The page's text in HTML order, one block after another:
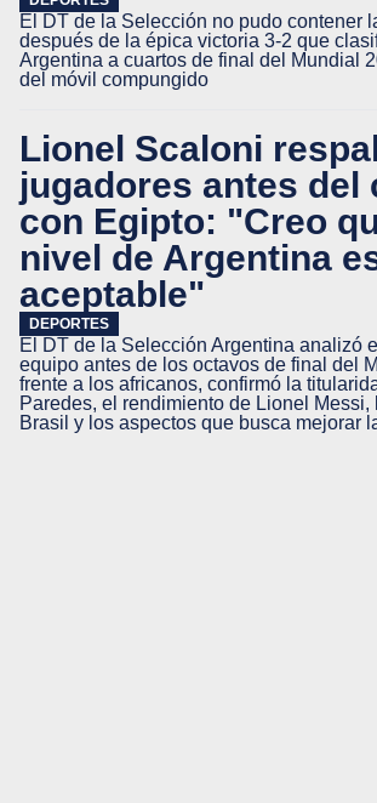
El DT de la Selección no pudo contener
después de la épica victoria 3-2 que
Argentina a cuartos de final del Mundial
del móvil compungido
Lionel Scaloni
jugadores antes del
con Egipto: "Creo
nivel de Argentina
aceptable"
DEPORTES
El DT de la Selección Argentina analizó
equipo antes de los octavos de final del
frente a los africanos, confirmó la
Paredes, el rendimiento de Lionel
Brasil y los aspectos que busca mejorar